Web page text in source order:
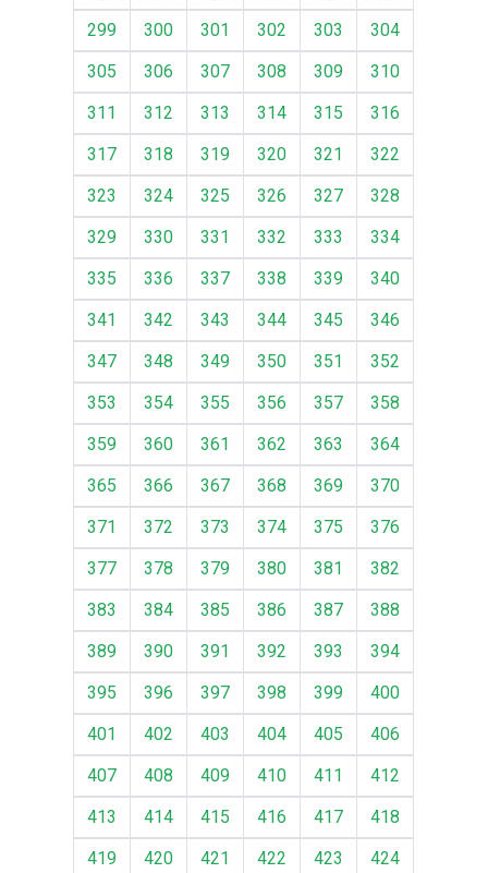
299
300 301 302 303
304
305
306 307 308 309
310
311
312 313 314 315
316
317
318 319 320 321
322
323
324 325 326 327
328
329
330 331 332 333
334
335
336 337 338 339
340
341
342 343 344 345
346
347
348 349 350 351
352
353
354 355 356 357
358
359
360 361 362 363
364
365
366 367 368 369
370
371
372 373 374 375
376
377
378 379 380 381
382
383
384 385 386 387
388
389
390 391 392 393
394
395
396 397 398 399
400
401
402 403 404 405
406
407
408 409 410 411
412
413
414 415 416 417
418
419
420 421 422 423 424